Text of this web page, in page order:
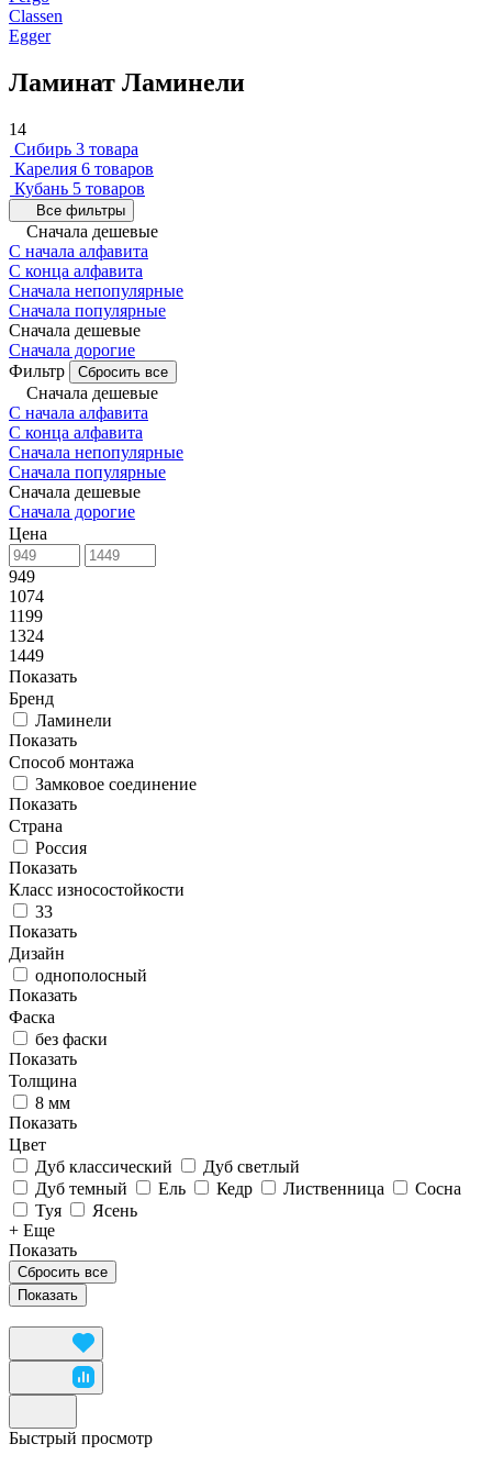
Classen
Egger
Ламинат Ламинели
14
Сибирь 3 товара
Карелия 6 товаров
Кубань 5 товаров
Все фильтры
Сначала дешевые
С начала алфавита
С конца алфавита
Сначала непопулярные
Сначала популярные
Сначала дешевые
Сначала дорогие
Фильтр
Сбросить все
Сначала дешевые
С начала алфавита
С конца алфавита
Сначала непопулярные
Сначала популярные
Сначала дешевые
Сначала дорогие
Цена
949
1074
1199
1324
1449
Показать
Бренд
Ламинели
Показать
Способ монтажа
Замковое соединение
Показать
Страна
Россия
Показать
Класс износостойкости
33
Показать
Дизайн
однополосный
Показать
Фаска
без фаски
Показать
Толщина
8 мм
Показать
Цвет
Дуб классический
Дуб светлый
Дуб темный
Ель Кедр Лиственница
Сосна
Туя
Ясень
+ Еще
Показать
Сбросить все
Быстрый просмотр